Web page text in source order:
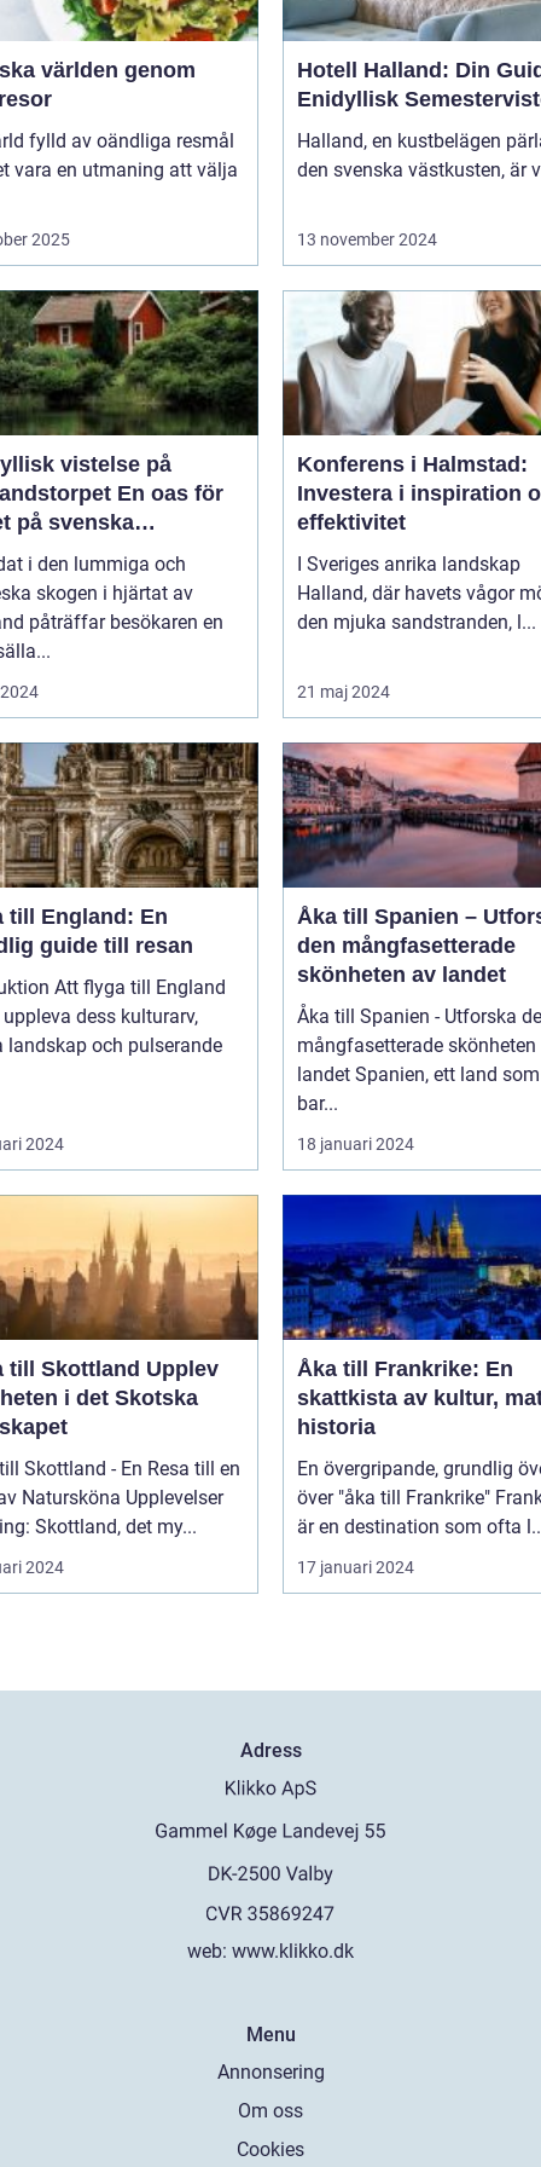
världen genom
fylld av oändliga resmål
vara en utmaning att välja
2025
Hotell Halland: Din
Enidyllisk
Halland, en kustbelägen
den svenska västkusten, är
13 november 2024
vistelse på
En oas för
på svenska
i den lummiga och
skogen i hjärtat av
påträffar besökaren en
Konferens i Halmstad:
Investera i inspiration
effektivitet
I Sveriges anrika landskap
Halland, där havets vågor
den mjuka sandstranden, l...
21 maj 2024
till England: En
guide till resan
Att flyga till England
dess kulturarv,
landskap och pulserande
2024
Åka till Spanien –
den mångfasetterade
skönheten av landet
Åka till Spanien - Utforska
mångfasetterade skönheten
landet Spanien, ett land som inte
bar...
18 januari 2024
Skottland Upplev
i det Skotska
Skottland - En Resa till en
Natursköna Upplevelser
Skottland, det my...
2024
Åka till Frankrike: En
skattkista av kultur,
historia
En övergripande, grundlig
över "åka till Frankrike" Frankrike
är en destination som ofta
17 januari 2024
Adress
web: www.klikko.dk
Menu
Annonsering
Om oss
Cookies